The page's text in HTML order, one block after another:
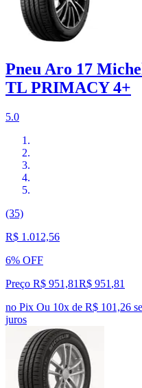
Pneu Aro 17
TL PRIMACY 4+
5.0
(35)
R$ 1.012,56
6% OFF
Preço R$ 951,81R$ 951 ,81
no Pix Ou 10x de R$ 101,26
juros